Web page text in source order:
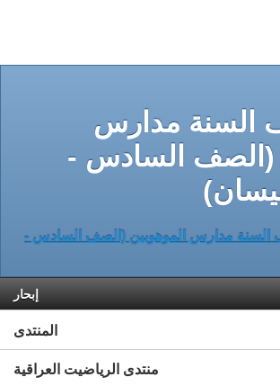
السنة مدارس
(الصف السادس -
السنة مدارس الموهوبين (الصف السادس -
إبحار
المنتدى
منتدى الرياضيت العراقية